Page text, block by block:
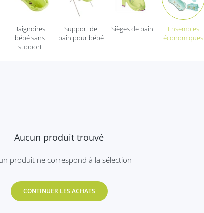
Baignoires
bébé sans
support
Support de
bain pour bébé
Sièges de bain
Ensembles
économiques
Aucun produit trouvé
produit ne correspond à la sélection
CONTINUER LES ACHATS